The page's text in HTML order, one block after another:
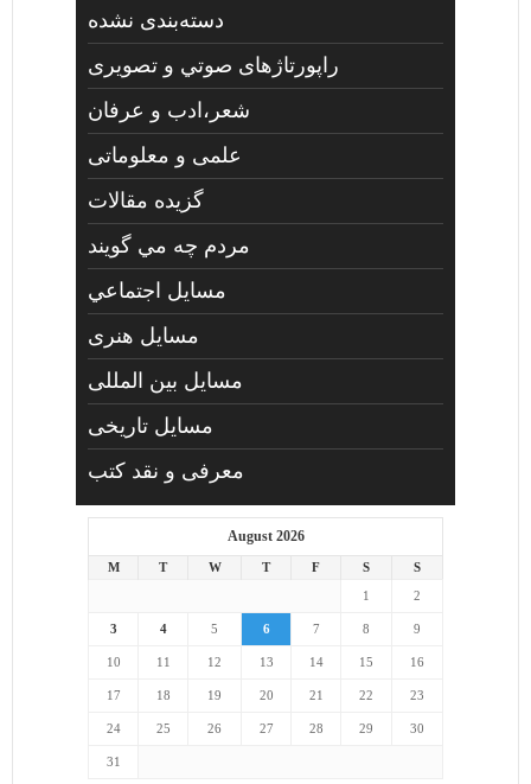
دسته‌بندی نشده
راپورتاژهای صوتي و تصويری
شعر،ادب و عرفان
علمی و معلوماتی
گزیده مقالات
مردم چه مي گويند
مسايل اجتماعي
مسايل هنری
مسایل بین المللی
مسایل تاریخی
معرفی و نقد کتب
August 2026
M T W T F S
S
1
2
3 4 5 6 7 8 9
10 11 12 13 14 15 16
17 18 19 20 21 22 23
24 25 26 27 28 29 30
31